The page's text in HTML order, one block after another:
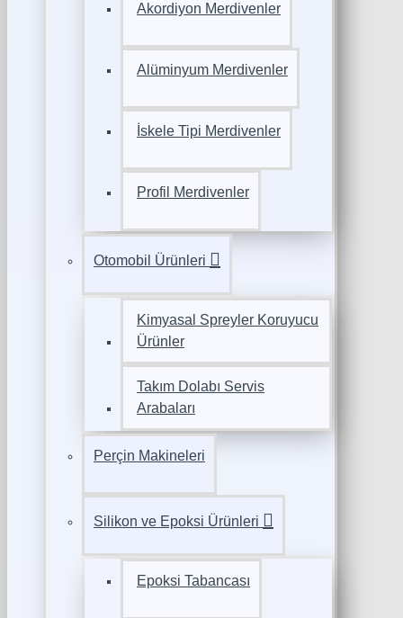
Akordiyon Merdivenler
Alüminyum Merdivenler
İskele Tipi Merdivenler
Profil Merdivenler
Otomobil Ürünleri
Kimyasal Spreyler Koruyucu
Ürünler
Takım Dolabı Servis
Arabaları
Perçin Makineleri
Silikon ve Epoksi Ürünleri
Epoksi Tabancası